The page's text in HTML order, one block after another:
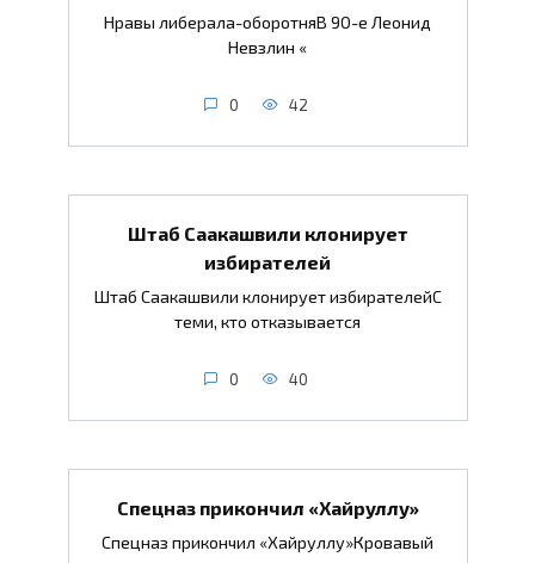
Нравы либерала-оборотняВ 90-е Леонид
Невзлин «
0 42
Штаб Саакашвили клонирует
избирателей
Штаб Саакашвили клонирует избирателейС
теми, кто отказывается
0 40
Спецназ прикончил «Хайруллу»
Спецназ прикончил «Хайруллу»Кровавый